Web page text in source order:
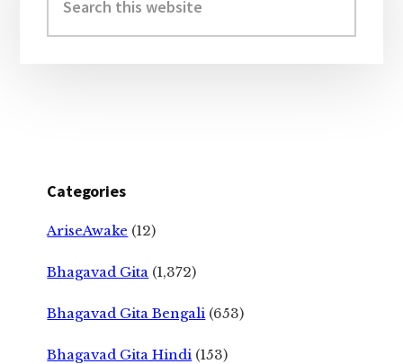
this
website
Categories
AriseAwake (12)
Bhagavad Gita (1,372)
Bhagavad Gita Bengali (653)
Bhagavad Gita Hindi (153)